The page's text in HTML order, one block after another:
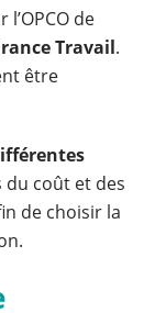
de
Travail.
être
du coût et des
de choisir la